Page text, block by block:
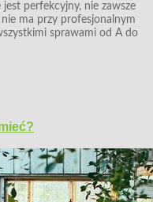
jest perfekcyjny, nie zawsze
ma przy profesjonalnym
sprawami od A do